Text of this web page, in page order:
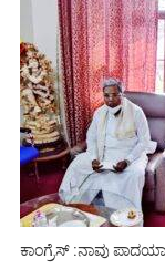
ಕಾಂಗ್ರೆಸ್ :ನಾವು